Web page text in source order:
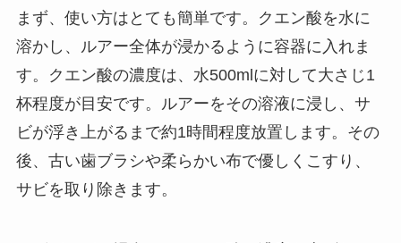
まず、使い方はとても簡単です。クエン酸を水に
溶かし、ルアー全体が浸かるように容器に入れま
す。クエン酸の濃度は、水500mlに対して大さじ1
杯程度が目安です。ルアーをその溶液に浸し、サ
ビが浮き上がるまで約1時間程度放置します。その
後、古い歯ブラシや柔らかい布で優しくこすり、
サビを取り除きます。